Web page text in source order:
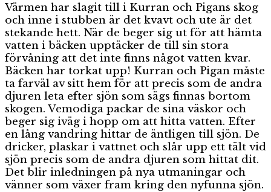
Värmen har slagit till i Kurran och Pigans skog
och inne i stubben är det kvavt och ute är det
stekande hett. När de beger sig ut för att hämta
vatten i bäcken upptäcker de till sin stora
förvåning att det inte finns något vatten kvar.
Bäcken har torkat upp! Kurran och Pigan måste
ta farväl av sitt hem för att precis som de andra
djuren leta efter sjön som sägs finnas bortom
skogen. Vemodiga packar de sina väskor och
beger sig iväg i hopp om att hitta vatten. Efter
en lång vandring hittar de äntligen till sjön. De
dricker, plaskar i vattnet och slår upp ett tält vid
sjön precis som de andra djuren som hittat dit.
Det blir inledningen på nya utmaningar och
vänner som växer fram kring den nyfunna sjön.